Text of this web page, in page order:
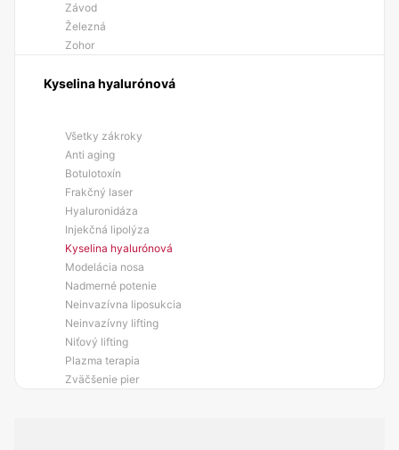
Závod
Železná
Zohor
Kyselina hyalurónová
Všetky zákroky
Anti aging
Botulotoxín
Frakčný laser
Hyaluronidáza
Injekčná lipolýza
Kyselina hyalurónová
Modelácia nosa
Nadmerné potenie
Neinvazívna liposukcia
Neinvazívny lifting
Niťový lifting
Plazma terapia
Zväčšenie pier